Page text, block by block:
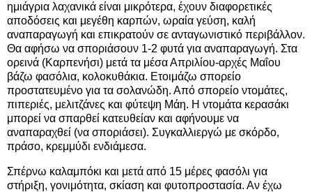
ημιάγρια λαχανικά είναι μικρότερα, έχουν διαφορετικές
αποδόσεις και μεγέθη καρπών, ωραία γεύση, καλή
αναπαραγωγή και επικρατούν σε ανταγωνιστικό περιβάλλον.
Θα αφήσω να σποριάσουν 1-2 φυτά για αναπαραγωγή. Στα
ορεινά (Καρπενήσι) μετά τα μέσα Απριλίου-αρχές Μαΐου
βάζω φασόλια, κολοκυθάκια. Ετοιμάζω σπορείο
προστατευμένο για τα σολανώδη. Από σπορείο ντομάτες,
πιπεριές, μελιτζάνες και φύτεψη Μάη. Η ντομάτα κερασάκι
μπορεί να σπαρθεί κατευθείαν και αφήνουμε να
αναπαραχθεί (να σποριάσει). Συγκαλλιεργώ με σκόρδο,
πράσο, κρεμμύδι ενδιάμεσα.
Σπέρνω καλαμπόκι και μετά από 15 μέρες φασόλι για
στήριξη, γονιμότητα, σκίαση και φυτοπροστασία. Αν έχω